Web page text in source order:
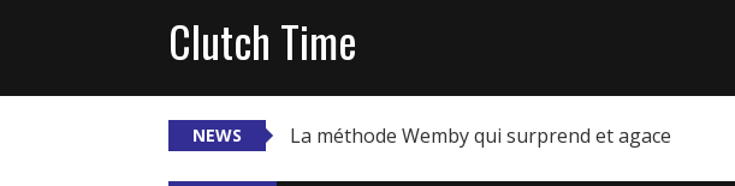
Clutch Time
NEWS La méthode Wemby qui surprend et agace